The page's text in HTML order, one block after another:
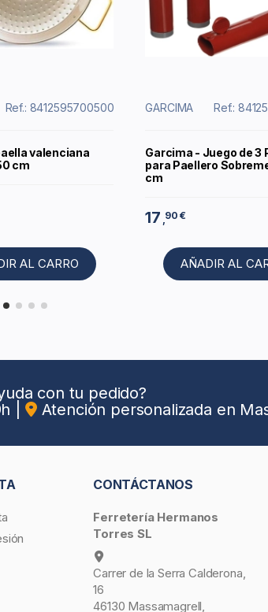
Ref.: 8412595700500
valenciana
cm
AL CARRO
GARCIMA Ref.:
Garcima - Juego de 3
para Paellero
cm
17 90 €
AÑADIR AL
con tu pedido?
Atención personalizada en
CONTÁCTANOS
Ferretería Hermanos
Torres SL
Carrer de la Serra Calderona,
16
46130 Massamagrell,